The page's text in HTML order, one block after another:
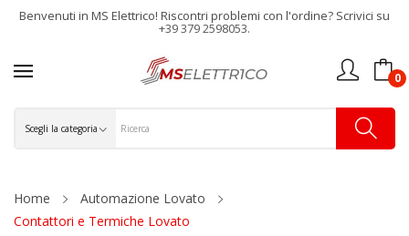
Benvenuti in MS Elettrico! Riscontri problemi con l'ordine? Scrivici su
+39 379 2598053.
0
Home
Automazione Lovato
Contattori e Termiche Lovato